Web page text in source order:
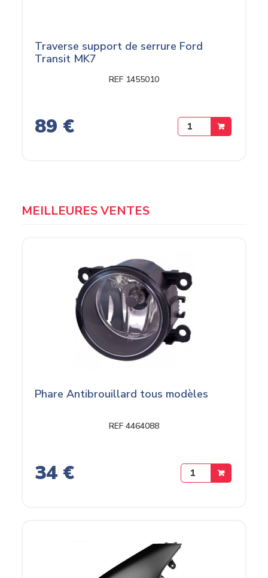
MEILLEURES VENTES
Phare Antibrouillard tous modèles
REF 4464088
34 €
Traverse support de serrure Ford
Transit MK7
REF 1455010
89 €